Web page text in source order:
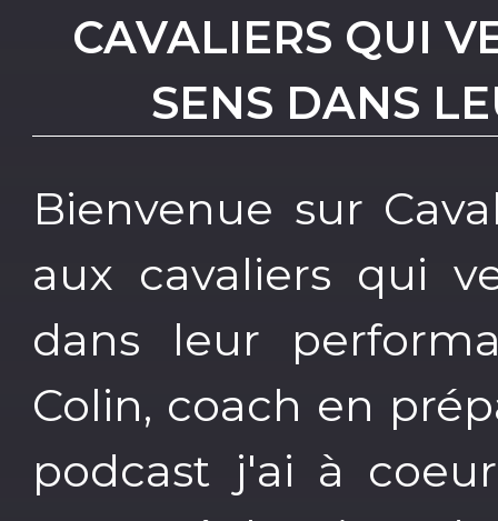
CAVALIERS QUI
SENS DANS
Bienvenue sur
aux cavaliers qui
dans leur
Colin, coach en
podcast j'ai à